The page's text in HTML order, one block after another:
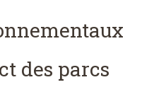
des parcs